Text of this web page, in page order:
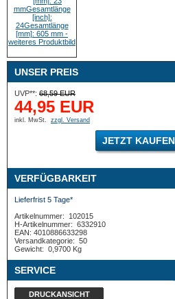
UNSER PREIS
UVP**: 68,59 EUR
44,95 EUR
inkl. MwSt. zzgl. Versand
JETZT KAUFEN
VERFÜGBARKEIT
Lieferfrist 5 Tage*
Artikelnummer:
102015
H-Artikelnummer: 6332910
EAN: 4010886633298
Versandkategorie: 50
Gewicht: 0,9700 Kg
SERVICE
DRUCKANSICHT